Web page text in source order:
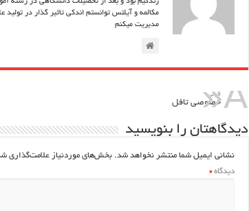
مکالمه و آیلتس توانستم اندکی تاثیر گذار در
مدیریت میکنم
قبلي
خصوصی تافل
دیدگاهتان را بنویسید
نشانی ایمیل شما منتشر نخواهد شد. بخش‌های موردنیاز علامت‌گذاری
دیدگاه*